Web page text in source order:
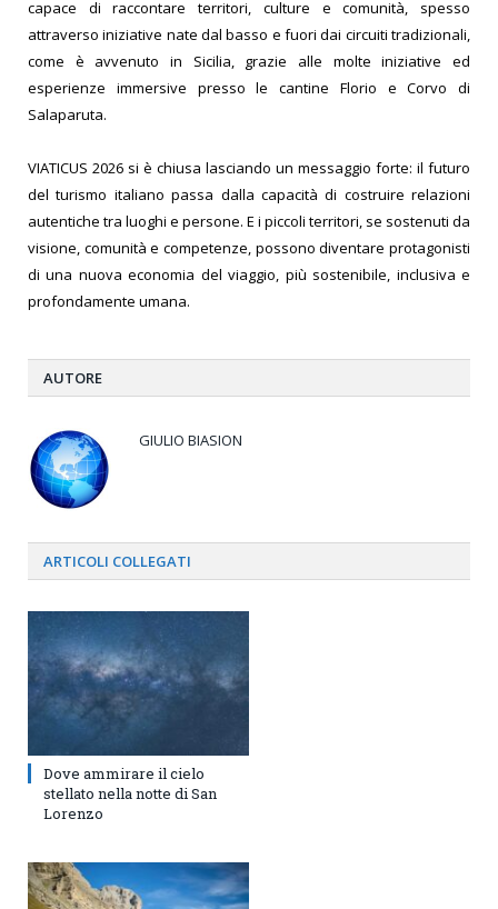
capace di raccontare territori, culture e comunità, spesso
attraverso iniziative nate dal basso e fuori dai circuiti tradizionali,
come è avvenuto in Sicilia, grazie alle molte iniziative ed
esperienze immersive presso le cantine Florio e Corvo di
Salaparuta.
VIATICUS 2026 si è chiusa lasciando un messaggio forte: il futuro
del turismo italiano passa dalla capacità di costruire relazioni
autentiche tra luoghi e persone. E i piccoli territori, se sostenuti da
visione, comunità e competenze, possono diventare protagonisti
di una nuova economia del viaggio, più sostenibile, inclusiva e
profondamente umana.
AUTORE
GIULIO BIASION
ARTICOLI COLLEGATI
Dove ammirare il cielo
stellato nella notte di San
Lorenzo